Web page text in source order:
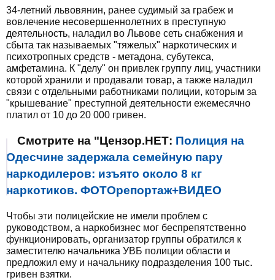
34-летний львовянин, ранее судимый за грабеж и
вовлечение несовершеннолетних в преступную
деятельность, наладил во Львове сеть снабжения и
сбыта так называемых "тяжелых" наркотических и
психотропных средств - метадона, субутекса,
амфетамина. К "делу" он привлек группу лиц, участники
которой хранили и продавали товар, а также наладил
связи с отдельными работниками полиции, которым за
"крышевание" преступной деятельности ежемесячно
платил от 10 до 20 000 гривен.
Смотрите на "Цензор.НЕТ: Полиция на
Одесчине задержала семейную пару
наркодилеров: изъято около 8 кг
наркотиков. ФОТОрепортаж+ВИДЕО
Чтобы эти полицейские не имели проблем с
руководством, а наркобизнес мог беспрепятственно
функционировать, организатор группы обратился к
заместителю начальника УВБ полиции области и
предложил ему и начальнику подразделения 100 тыс.
гривен взятки.